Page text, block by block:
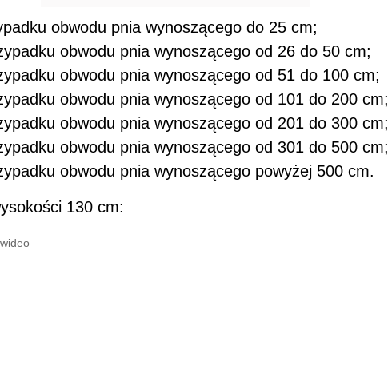
obwodu pnia wynoszącego do 25 cm;
obwodu pnia wynoszącego od 26 do 50 cm;
obwodu pnia wynoszącego od 51 do 100 cm;
obwodu pnia wynoszącego od 101 do 200 cm;
obwodu pnia wynoszącego od 201 do 300 cm;
obwodu pnia wynoszącego od 301 do 500 cm;
obwodu pnia wynoszącego powyżej 500 cm.
130 cm: